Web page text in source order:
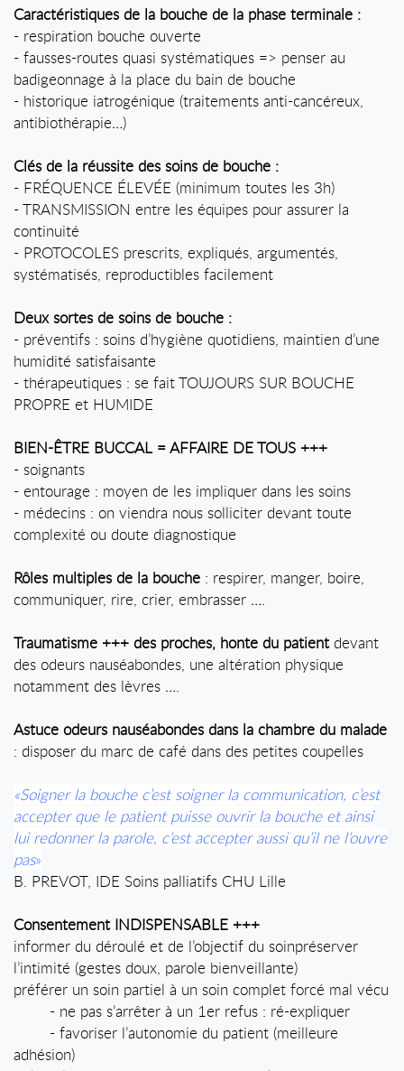
Caractéristiques de la bouche de la phase terminale :
- respiration bouche ouverte
- fausses-routes quasi systématiques => penser au
badigeonnage à la place du bain de bouche
- historique iatrogénique (traitements anti-cancéreux,
antibiothérapie…)
Clés de la réussite des soins de bouche :
- FRÉQUENCE ÉLEVÉE (minimum toutes les 3h)
- TRANSMISSION entre les équipes pour assurer la
continuité
- PROTOCOLES prescrits, expliqués, argumentés,
systématisés, reproductibles facilement
Deux sortes de soins de bouche :
- préventifs : soins d’hygiène quotidiens, maintien d’une
humidité satisfaisante
- thérapeutiques : se fait TOUJOURS SUR BOUCHE
PROPRE et HUMIDE
BIEN-ÊTRE BUCCAL = AFFAIRE DE TOUS +++
- soignants
- entourage : moyen de les impliquer dans les soins
- médecins : on viendra nous solliciter devant toute
complexité ou doute diagnostique
Rôles multiples de la bouche : respirer, manger, boire,
communiquer, rire, crier, embrasser ….
Traumatisme +++ des proches, honte du patientdevant
des odeurs nauséabondes, une altération physique
notamment des lèvres ….
Astuce odeurs nauséabondes dans la chambre du malade
: disposer du marc de café dans des petites coupelles
«Soigner la bouche c’est soigner la communication, c’est
accepter que le patient puisse ouvrir la bouche et ainsi
lui redonner la parole, c’est accepter aussi qu’il ne l’ouvre
pas»
B. PREVOT, IDE Soins palliatifs CHU Lille
Consentement INDISPENSABLE +++
informer du déroulé et de l’objectif du soinpréserver
l’intimité (gestes doux, parole bienveillante)
préférer un soin partiel à un soin complet forcé mal vécu
- ne pas s’arrêter à un 1er refus : ré-expliquer
- favoriser l’autonomie du patient (meilleure
adhésion)